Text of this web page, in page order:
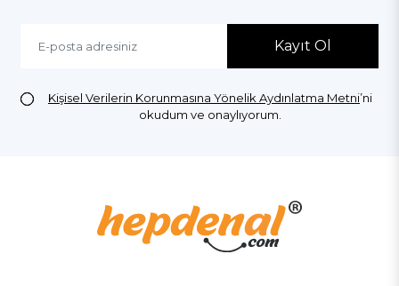
Kayıt Ol
Kişisel Verilerin Korunmasına Yönelik Aydınlatma Metni’ni
okudum ve onaylıyorum.